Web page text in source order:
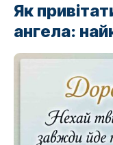
Як
ангела: